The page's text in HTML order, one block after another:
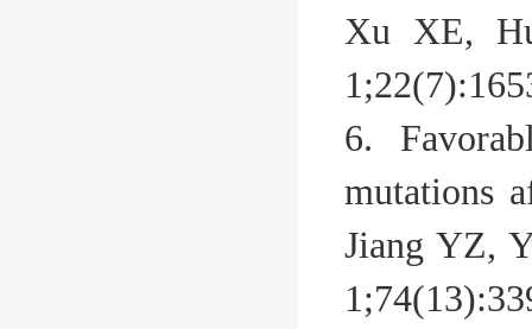
Xu XE,
6.
mutations
Jiang YZ,